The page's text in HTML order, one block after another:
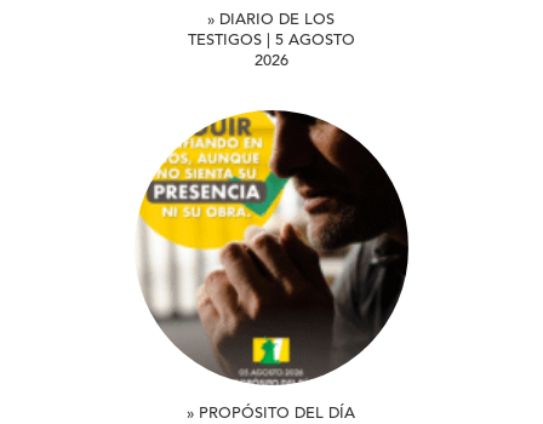
» DIARIO DE LOS
TESTIGOS | 5 AGOSTO
2026
» PROPÓSITO DEL DÍA